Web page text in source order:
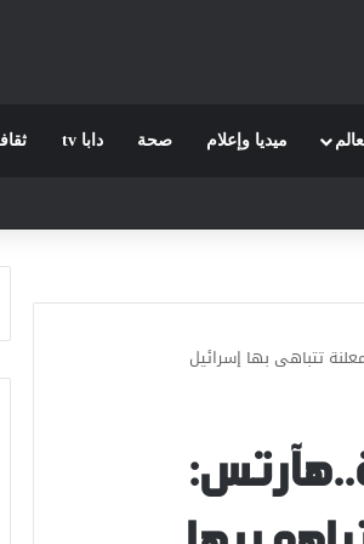
ميديا وإعلام صحة دابا tv
تتباهى بها إسرائيل